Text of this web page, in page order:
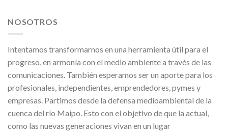
NOSOTROS
Intentamos transformarnos en una herramienta útil para el
progreso, en armonía con el medio ambiente a través de las
comunicaciones. También esperamos ser un aporte para los
profesionales, independientes, emprendedores, pymes y
empresas. Partimos desde la defensa medioambiental de la
cuenca del río Maipo. Esto con el objetivo de que la actual,
como las nuevas generaciones vivan en un lugar